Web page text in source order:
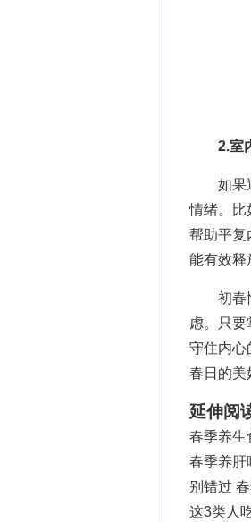
2.室
如果遇
情绪。比
帮助平复
能有效释
初春情
虑。只
守住内心
春日的美
延伸阅
春季养生
春季养肝
别错过
这3类人